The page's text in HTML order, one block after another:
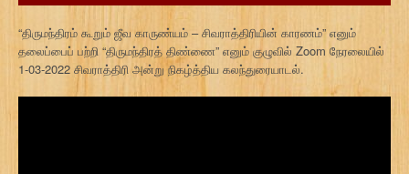
“திருமந்திரம் கூறும் ஜீவ காருண்யம் – சிவராத்திரியின் காரணம்” எனும்
தலைப்பைப் பற்றி “திருமந்திரத் திண்ணை” எனும் குழுவில் Zoom நேரலையில்
1-03-2022 சிவராத்திரி அன்று நிகழ்த்திய கலந்துரையாடல்.